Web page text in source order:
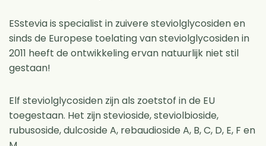
ESstevia is specialist in zuivere steviolglycosiden en
sinds de Europese toelating van steviolglycosiden in
2011 heeft de ontwikkeling ervan natuurlijk niet stil
gestaan!
Elf steviolglycosiden zijn als zoetstof in de EU
toegestaan. Het zijn stevioside, steviolbioside,
rubusoside, dulcoside A, rebaudioside A, B, C, D, E, F en